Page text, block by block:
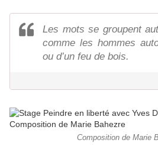
Les mots se groupent
comme les hommes
ou d’un feu de bois.
Composition de Marie